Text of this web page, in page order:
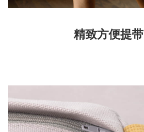
精致方便提带